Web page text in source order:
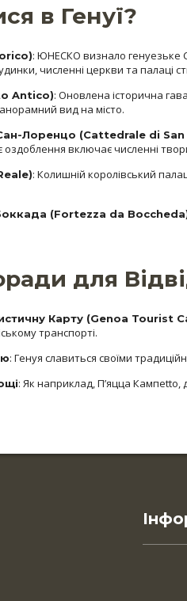
в Генуї?
: ЮНЕСКО визнало генуезьке
численні церкви та палаці
Antico): Оновлена історична
вид на місто.
Лоренцо (Cattedrale di San
включає численні
: Колишній королівський
(Fortezza da
для
Карту (Genoa Tourist
транспорті.
: Генуя славиться своїми
: Як наприклад, П’яцца Кампetto,